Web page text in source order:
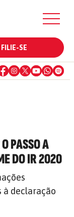
FILIE-SE
PASSO A
DO IR 2020
à declaração